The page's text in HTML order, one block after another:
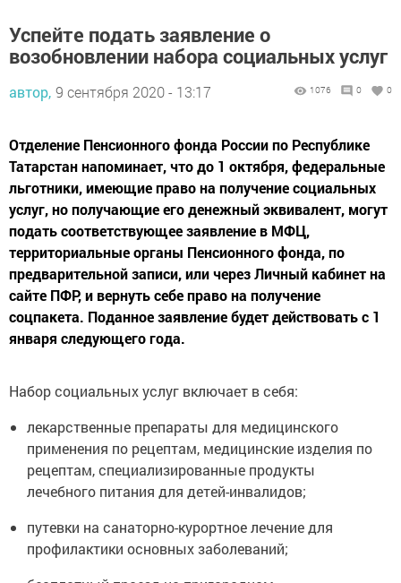
Успейте подать заявление о
возобновлении набора социальных услуг
автор, 9 сентября 2020 - 13:17
Отделение Пенсионного фонда России по Республике
Татарстан напоминает, что до 1 октября, федеральные
льготники, имеющие право на получение социальных
услуг, но получающие его денежный эквивалент, могут
подать соответствующее заявление в МФЦ,
территориальные органы Пенсионного фонда, по
предварительной записи, или через Личный кабинет на
сайте ПФР, и вернуть себе право на получение
соцпакета. Поданное заявление будет действовать с 1
января следующего года.
Набор социальных услуг включает в себя:
лекарственные препараты для медицинского
применения по рецептам, медицинские изделия по
рецептам, специализированные продукты
лечебного питания для детей-инвалидов;
путевки на санаторно-курортное лечение для
профилактики основных заболеваний;
бесплатный проезд на пригородном